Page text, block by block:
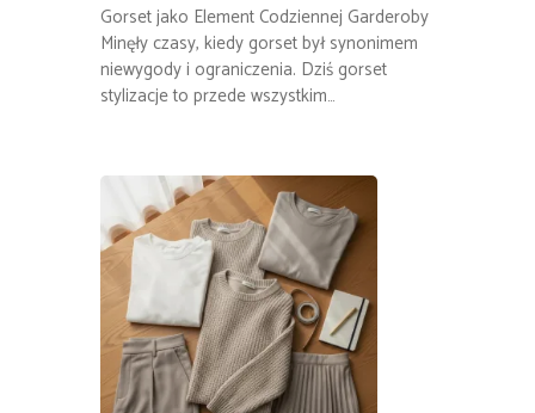
Gorset jako Element Codziennej Garderoby
Minęły czasy, kiedy gorset był synonimem
niewygody i ograniczenia. Dziś gorset
stylizacje to przede wszystkim…